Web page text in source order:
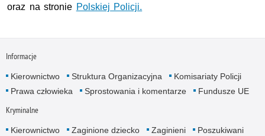
oraz na stronie Polskiej Policji.
Informacje
Kierownictwo Struktura Organizacyjna
Komisariaty Policji
Prawa człowieka
Sprostowania i komentarze Fundusze UE
Kryminalne
Kierownictwo Zaginione dziecko Zaginieni Poszukiwani